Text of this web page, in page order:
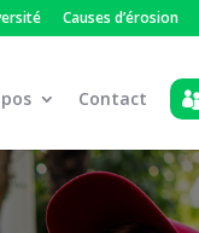
Causes d’érosion
Contact